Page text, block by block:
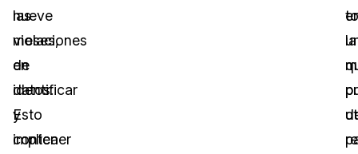
nueve
meses,
en
identificar
y
contener
las
violaciones
de
datos.
Esto
implica
la